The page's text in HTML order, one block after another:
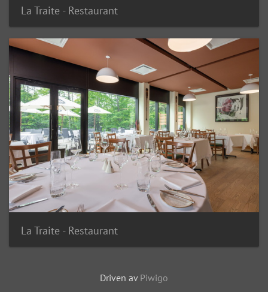
La Traite - Restaurant
La Traite - Restaurant
Driven av Piwigo